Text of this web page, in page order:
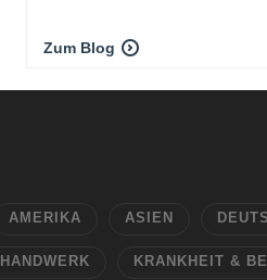
Zum Blog
AMERIKA ASIEN
HANDWERK KRANKHEIT &